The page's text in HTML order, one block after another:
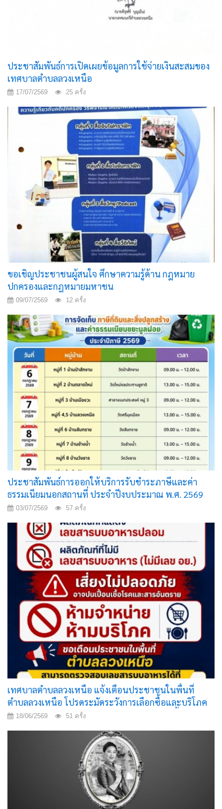
ประชาสัมพันธ์การเปิดเผยข้อมูลการใช้จ่ายเงินสะสมของ
เทศบาลตำบลลวงเหนือ
17/07/2569 25 ครั้ง
ขอเชิญประชาชนผู้สนใจ ศึกษาความรู้ด้าน กฎหมาย
ปกครองและกฎหมายมหาชน
09/07/2569 12 ครั้ง
ประชาสัมพันธ์การออกให้บริการรับชำระภาษีและค่า
ธรรมเนียมนอกสถานที่ ประจำปีงบประมาณ พ.ศ. 2569
03/07/2569 57 ครั้ง
เทศบาลตำบลลวงเหนือ แจ้งเตือนประชาชนในพื้นที่
ตำบลลวงเหนือ โปรดระมัดระวังการเลือกซื้อและบริโภค
ผลิตภัณฑ์อาหารแปรรูปประเภทหมูยอและลูกชิ้น
18/06/2569 51 ครั้ง